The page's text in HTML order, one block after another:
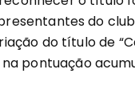
do
do título de
pontuação